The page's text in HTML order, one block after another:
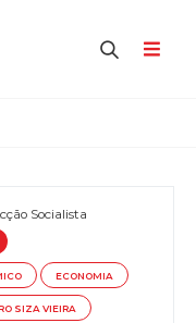
Socialista
ECONOMIA
SIZA VIEIRA